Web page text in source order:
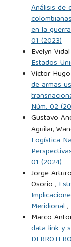
Análisis de
en la
01 (2023)
Evelyn
Estados
Víctor
de armas
Núm. 02
Gustavo
Aguilar,
Logística
01 (2024)
Jorge
Osorio ,
Meridional,
Marco
data link y